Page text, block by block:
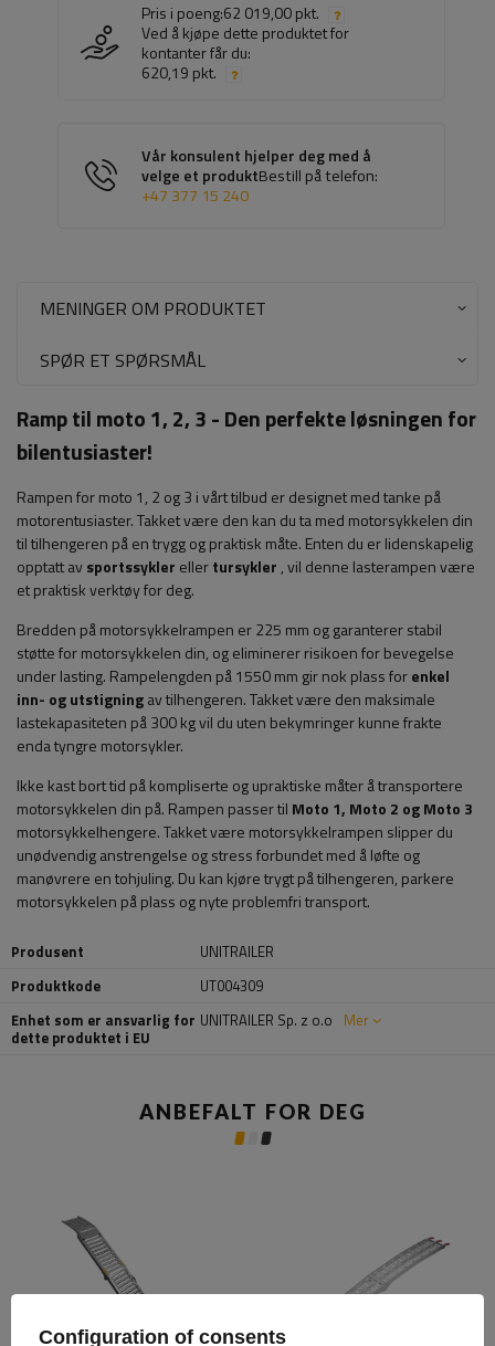
Pris i poeng:62 019,00 pkt.
Ved å kjøpe dette produktet for
kontanter får du:
620,19 pkt.
Vår konsulent hjelper deg med å
velge et produktBestill på telefon:
+47 377 15 240
MENINGER OM PRODUKTET
SPØR ET SPØRSMÅL
Ramp til moto 1, 2, 3 - Den perfekte løsningen for
bilentusiaster!
Rampen for moto 1, 2 og 3 i vårt tilbud er designet med tanke på
motorentusiaster. Takket være den kan du ta med motorsykkelen din
til tilhengeren på en trygg og praktisk måte. Enten du er lidenskapelig
opptatt avsportssykler ellertursykler, vil denne lasterampen være
et praktisk verktøy for deg.
Bredden på motorsykkelrampen er 225 mm og garanterer stabil
støtte for motorsykkelen din, og eliminerer risikoen for bevegelse
under lasting. Rampelengden på 1550 mm gir nok plass forenkel
inn- og utstigningav tilhengeren. Takket være den maksimale
lastekapasiteten på 300 kg vil du uten bekymringer kunne frakte
enda tyngre motorsykler.
Ikke kast bort tid på kompliserte og upraktiske måter å transportere
motorsykkelen din på. Rampen passer til Moto 1, Moto 2 og Moto 3
motorsykkelhengere. Takket være motorsykkelrampen slipper du
unødvendig anstrengelse og stress forbundet med å løfte og
manøvrere en tohjuling. Du kan kjøre trygt på tilhengeren, parkere
motorsykkelen på plass og nyte problemfri transport.
Produsent
UNITRAILER
Produktkode
UT004309
Enhet som er ansvarlig for
dette produktet i EU
UNITRAILER Sp. z o.o Mer
ANBEFALT FOR DEG
Configuration of consents